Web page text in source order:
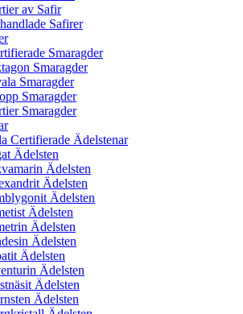
av Safir
Safirer
Smaragder
Smaragder
Smaragder
Smaragder
Smaragder
Certifierade Ädelstenar
Ädelsten
Ädelsten
Ädelsten
Ädelsten
Ädelsten
Ädelsten
Ädelsten
Ädelsten
Ädelsten
Ädelsten
Ädelsten